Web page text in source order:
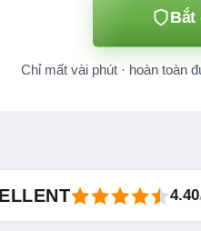
Bắt
Chỉ mất vài phút · hoàn toàn
4.40